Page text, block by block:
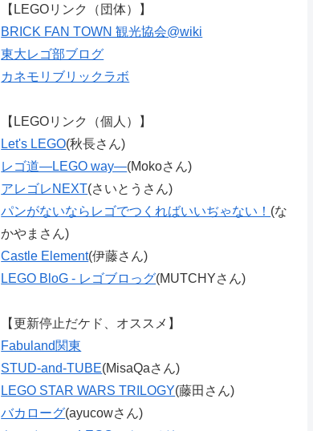
【LEGOリンク（団体）】
BRICK FAN TOWN 観光協会@wiki
東大レゴ部ブログ
カネモリブリックラボ
【LEGOリンク（個人）】
Let's LEGO(秋長さん)
レゴ道―LEGO way―(Mokoさん)
アレゴレNEXT(さいとうさん)
パンがないならレゴでつくればいいぢゃない！ (な
かやまさん)
Castle Element(伊藤さん)
LEGO BloG - レゴブロっグ(MUTCHYさん)
【更新停止だケド、オススメ】
Fabuland関東
STUD-and-TUBE(MisaQaさん)
LEGO STAR WARS TRILOGY(藤田さん)
バカローグ(ayucowさん)